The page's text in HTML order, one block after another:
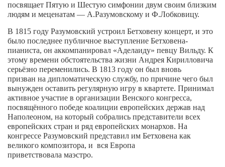
посвящает Пятую и Шестую симфонии двум своим близким
людям и меценатам — А.Разумовскому и Ф.Лобковицу.
В 1815 году Разумовский устроил Бетховену концерт, и это
было последнее публичное выступление Бетховена-
пианиста, он аккомпанировал «Аделаиду» певцу Вильду. К
этому времени обстоятельства жизни Андрея Кирилловича
серьёзно переменились. В 1813 году он был вновь
призван на дипломатическую службу, по причине чего был
вынужден оставить регулярную игру в квартете. Принимал
активное участие в организации Венского конгресса,
посвящённого победе коалиции европейских держав над
Наполеоном, на который собрались представители всех
европейских стран и ряд европейских монархов. На
конгрессе Разумовский представил им Бетховена как
великого композитора, и вся Европа
приветствовала маэстро.